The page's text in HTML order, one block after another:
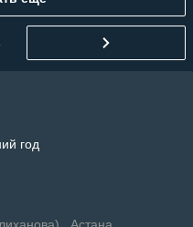
год